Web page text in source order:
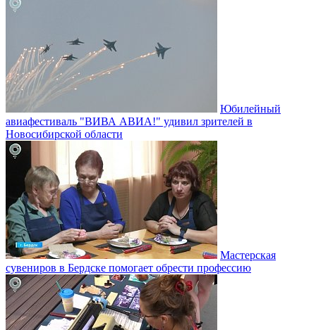
Юбилейный
авиафестиваль "ВИВА АВИА!" удивил зрителей в
Новосибирской области
Мастерская
сувениров в Бердске помогает обрести профессию